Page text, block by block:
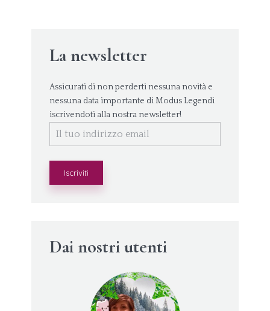
La newsletter
Assicurati di non perderti nessuna novità e
nessuna data importante di Modus Legendi
iscrivendoti alla nostra newsletter!
Dai nostri utenti